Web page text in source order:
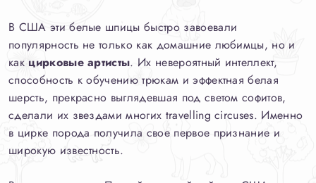
В США эти белые шпицы быстро завоевали
популярность не только как домашние любимцы, но и
как цирковые артисты. Их невероятный интеллект,
способность к обучению трюкам и эффектная белая
шерсть, прекрасно выглядевшая под светом софитов,
сделали их звездами многих travelling circuses. Именно
в цирке порода получила свое первое признание и
широкую известность.